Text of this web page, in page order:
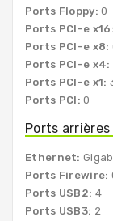
Ports Floppy: 0
Ports PCI-e x16:
Ports PCI-e x8:
Ports PCI-e x4:
Ports PCI-e x1:
Ports PCI: 0
Ports arrières
Ethernet:
Ports Firewire:
Ports USB2: 4
Ports USB3: 2